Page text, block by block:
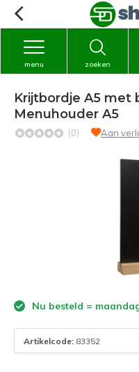
zoeken
menu
Krijtbordje A5 met
Menuhouder A5
(0) Aan
Nu besteld =
Artikelcode: 83352